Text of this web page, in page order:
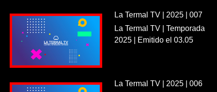
La Termal TV | 2025 | 007
La Termal TV | Temporada
2025 | Emitido el 03.05
La Termal TV | 2025 | 006